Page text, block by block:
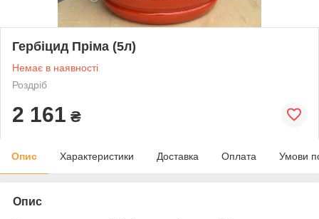
Гербіцид Пріма (5л)
Немає в наявності
Роздріб
2 161 ₴
Опис Характеристики Доставка Оплата Умови
Опис